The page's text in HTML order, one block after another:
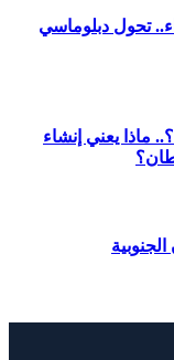
تحول دبلوماسي
ماذا يعني إنشاء